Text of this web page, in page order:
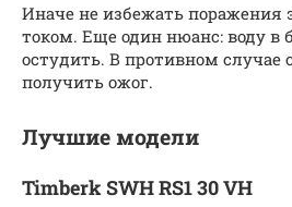
Иначе не избежать поражения
током. Еще один нюанс: воду в
остудить. В противном
получить ожог.
Лучшие модели
Timberk SWH RS1 30 VH